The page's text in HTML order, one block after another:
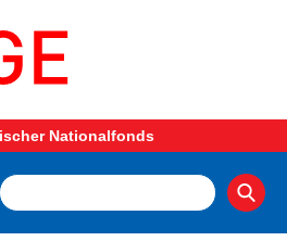
Nationalfonds